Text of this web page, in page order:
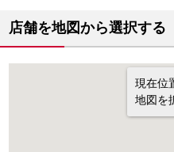
店舗を地図から選択する
現在位
地図を